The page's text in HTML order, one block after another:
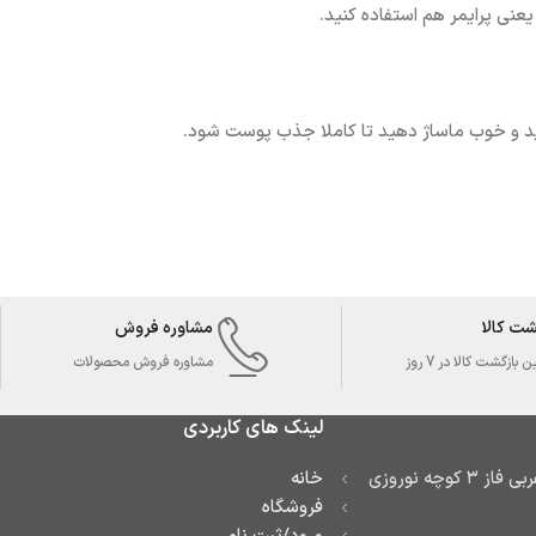
پرایمر هم استفاده کنید.
و خوب ماساژ دهید تا کاملا جذب پوست شود.
کالا
کالا در 7 روز
مشاوره فروش
مشاوره فروش محصولات
آدرس: تهران تهرانسر غربی فاز ۳ کوچه نوروزی
لینک های کاربردی
خانه
فروشگاه